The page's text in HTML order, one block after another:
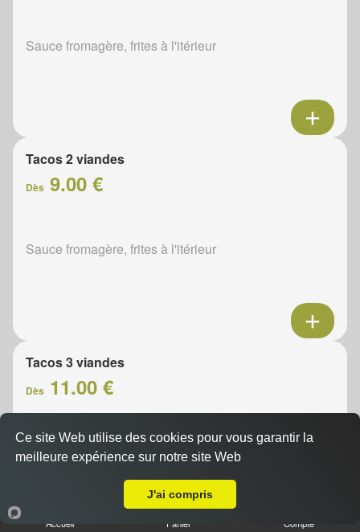
Sauce fromagère, frites à l'itérieur
Tacos 2 viandes
Dès 9.00 €
Sauce fromagère, frites à l'itérieur
Tacos 3 viandes
Dès 11.00 €
Sauce fromagère, frites à l'itérieur
Accueil Panier Compte
Ce site Web utilise des cookies pour vous garantir la
meilleure expérience sur notre site Web
J'ai compris